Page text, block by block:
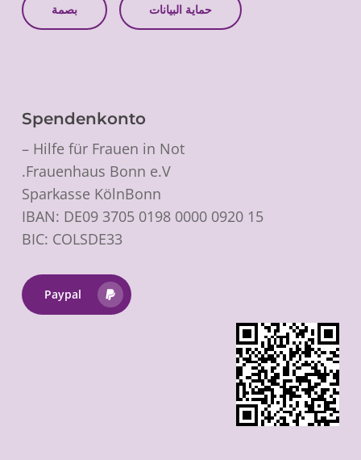
بصمة حماية البيانات
Spendenkonto
Hilfe für Frauen in Not –
Frauenhaus Bonn e.V.
Sparkasse KölnBonn
IBAN: DE09 3705 0198 0000 0920 15
BIC: COLSDE33
Paypal